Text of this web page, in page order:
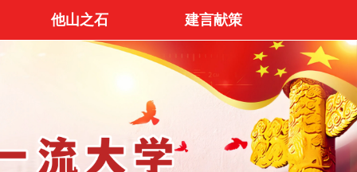
他山之石 建言献策